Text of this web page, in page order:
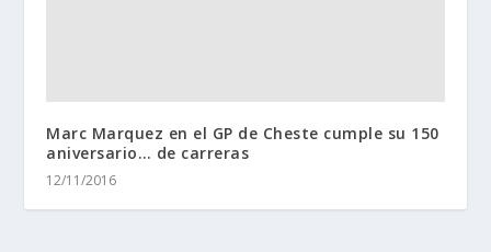
Marc Marquez en el GP de Cheste cumple su 150
aniversario… de carreras
12/11/2016